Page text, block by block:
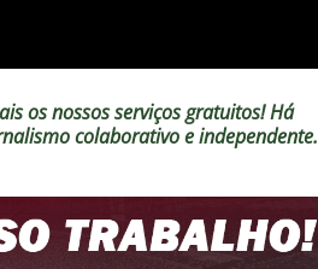
os nossos serviços gratuitos!Há
colaborativo e independente.